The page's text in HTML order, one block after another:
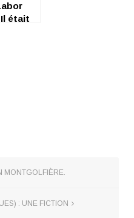
était
MONTGOLFIÈRE.
: UNE FICTION